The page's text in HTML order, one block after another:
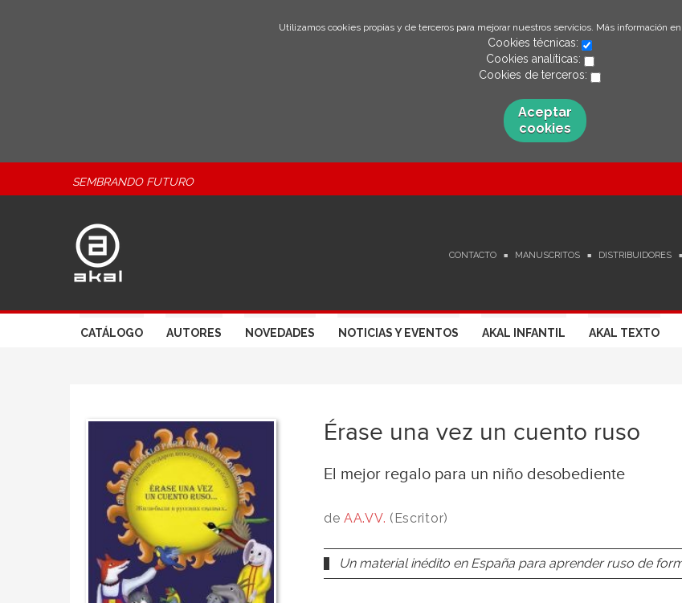
Utilizamos cookies propias y de terceros para mejorar nuestros servicios. Más información
Cookies técnicas:
Cookies analíticas:
Cookies de terceros:
Aceptar
cookies
SEMBRANDO FUTURO
CONTACTO MANUSCRITOS DISTRIBUIDORES
CATÁLOGO AUTORES NOVEDADES NOTICIAS Y EVENTOS AKAL INFANTIL AKAL TEXTO
Érase una vez un cuento ruso
El mejor regalo para un niño desobediente
deAA.VV. (Escritor)
Un material inédito en España para aprender ruso de